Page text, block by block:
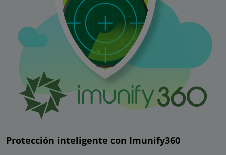
Protección inteligente con Imunify360